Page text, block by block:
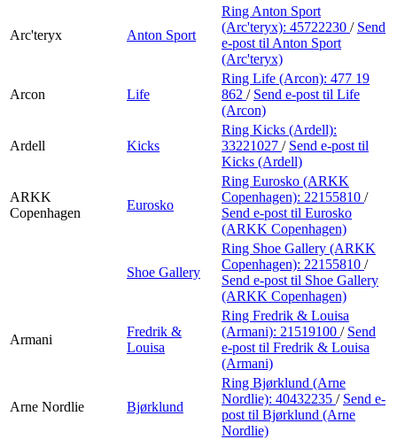
Arc'teryx Anton Sport
Ring Anton Sport
(Arc'teryx): 45722230 / Send
e-post til Anton Sport
(Arc'teryx)
Arcon Life
Ring Life (Arcon): 477 19
862 / Send e-post til Life
(Arcon)
Ardell Kicks
Ring Kicks (Ardell):
33221027 / Send e-post til
Kicks (Ardell)
ARKK
Copenhagen
Eurosko
Ring Eurosko (ARKK
Copenhagen): 22155810 /
Send e-post til Eurosko
(ARKK Copenhagen)
Shoe Gallery
Ring Shoe Gallery (ARKK
Copenhagen): 22155810 /
Send e-post til Shoe Gallery
(ARKK Copenhagen)
Armani
Fredrik &
Louisa
Ring Fredrik & Louisa
(Armani): 21519100 / Send
e-post til Fredrik & Louisa
(Armani)
Arne Nordlie Bjørklund
Ring Bjørklund (Arne
Nordlie): 40432235 / Send e-
post til Bjørklund (Arne
Nordlie)